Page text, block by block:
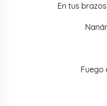
En tus
Fuego